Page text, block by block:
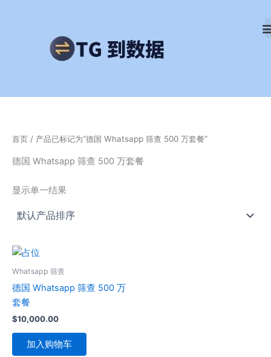
首页 / 产品已标记为“德国 Whatsapp 筛查 500 万套餐”
德国 Whatsapp 筛查 500 万套餐
显示单一结果
Whatsapp 筛查
德国 Whatsapp 筛查 500 万
套餐
$10,000.00
加入购物车